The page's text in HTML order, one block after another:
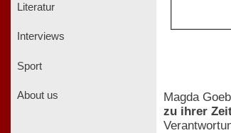
Literatur
Interviews
Sport
About us Magda
zu ihrer